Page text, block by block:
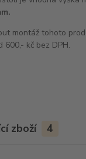
montáž tohoto
600,- kč bez DPH.
zboží 4